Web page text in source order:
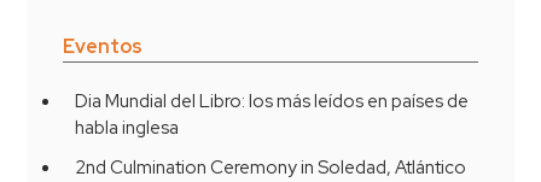
Eventos
Dia Mundial del Libro: los más leídos en países de
habla inglesa
2nd Culmination Ceremony in Soledad, Atlántico